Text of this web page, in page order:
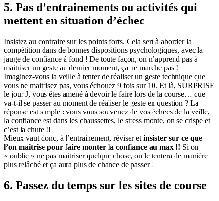
5. Pas d’entrainements ou activités qui
mettent en situation d’échec
Insistez au contraire sur les points forts. Cela sert à aborder la
compétition dans de bonnes dispositions psychologiques, avec la
jauge de confiance à fond ! De toute façon, on n’apprend pas à
maitriser un geste au dernier moment, ça ne marche pas !
Imaginez-vous la veille à tenter de réaliser un geste technique que
vous ne maitrisez pas, vous échouez 9 fois sur 10. Et là, SURPRISE
le jour J, vous êtes amené à devoir le faire lors de la course… que
va-t-il se passer au moment de réaliser le geste en question ? La
réponse est simple : vous vous souvenez de vos échecs de la veille,
la confiance est dans les chaussettes, le stress monte, on se crispe et
c’est la chute !!
Mieux vaut donc, à l’entrainement, réviser et insister sur ce que
l’on maitrise pour faire monter la confiance au max !! Si on
« oublie » ne pas maitriser quelque chose, on le tentera de manière
plus relâché et ça aura plus de chance de passer !
6. Passez du temps sur les sites de course